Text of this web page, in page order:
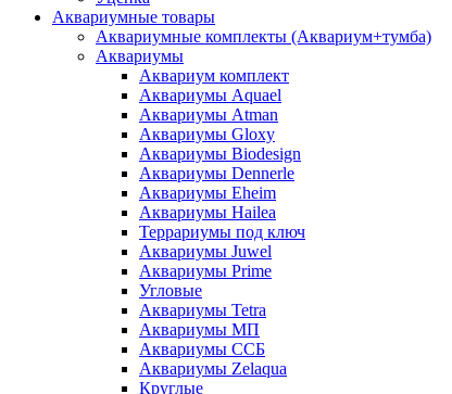
Аквариумные товары
Аквариумные комплекты (Аквариум+тумба)
Аквариумы
Аквариум комплект
Аквариумы Aquael
Аквариумы Atman
Аквариумы Gloxy
Аквариумы Biodesign
Аквариумы Dennerle
Аквариумы Eheim
Аквариумы Hailea
Террариумы под ключ
Аквариумы Juwel
Аквариумы Prime
Угловые
Аквариумы Tetra
Аквариумы МП
Аквариумы ССБ
Аквариумы Zelaqua
Круглые